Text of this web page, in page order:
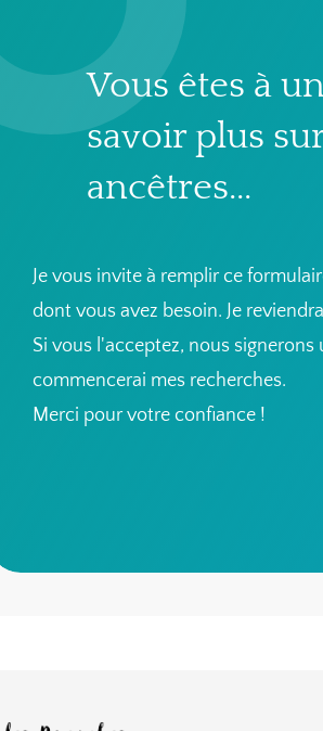
Vous êtes à
savoir plus
ancêtres...
Je vous invite à remplir ce
dont vous avez besoin. Je
Si vous l'acceptez, nous
commencerai mes recherches.
Merci pour votre confiance !